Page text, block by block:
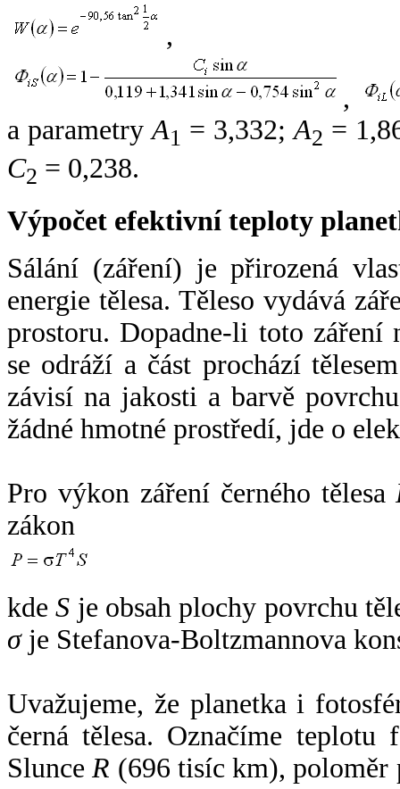
,
,
a parametryA1 = 3,332;A2 =
C2 = 0,238.
Výpočet efektivní teploty
Sálání (záření) je přirozená
energie tělesa. Těleso vydává
prostoru. Dopadne-li toto záření
se odráží a část prochází
závisí na jakosti a barvě
žádné hmotné prostředí, jde o
Pro výkon záření černého tělesa
zákon
kdeS je obsah plochy povrchu
σje Stefanova-Boltzmannova
Uvažujeme, že planetka i
černá tělesa. Označíme
SlunceR (696 tisíc km),